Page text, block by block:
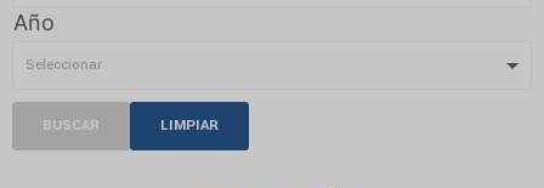
Año
BUSCAR LIMPIAR